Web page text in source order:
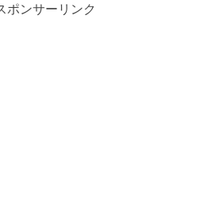
ポンサーリンク